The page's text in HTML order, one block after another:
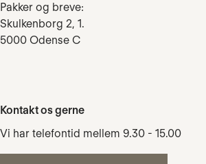
Pakker og breve:
Skulkenborg 2, 1.
5000 Odense C
Kontakt os gerne
Vi har telefontid mellem 9.30 - 15.00